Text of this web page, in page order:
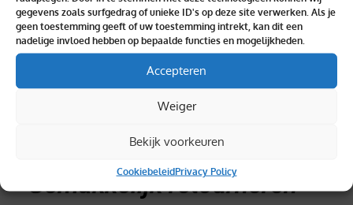
gegevens zoals surfgedrag of unieke ID's op deze site verwerken. Als je
geen toestemming geeft of uw toestemming intrekt, kan dit een
nadelige invloed hebben op bepaalde functies en mogelijkheden.
Accepteren
Weiger
Bekijk voorkeuren
CookiebeleidPrivacy Policy
Topkwaliteit verzekerd
Gemakkelijk retourneren